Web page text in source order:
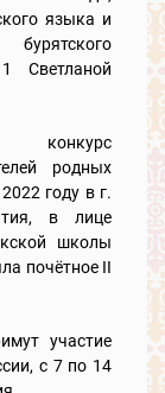
языка и
Светланой
конкурс
родных
году в г.
в лице
школы
почётное II
участие
с 7 по 14